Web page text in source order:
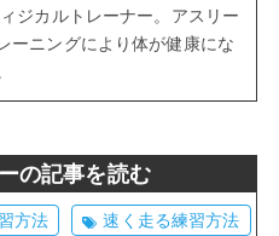
ジカルトレーナー。アスリー
ーニングにより体が健康にな
の記事を読む
方法 速く走る練習方法